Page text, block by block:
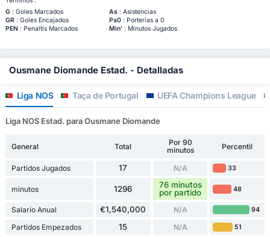
G: Goles Marcados As: Asistencias
GR: Goles Encajados Pa0: Porterías a 0
PEN : Penaltis Marcados Min': Minutos Jugados
Ousmane Diomande Estad. - Detalladas
Liga NOS Taça de Portugal UEFA Champions League
Liga NOS Estad. para Ousmane Diomande
General Total
Por 90
minutos
Percentil
Partidos Jugados 17 N/A 33
minutos 1296
76 minutos
por partido
48
Salario Anual €1,540,000 N/A 94
Partidos Empezados 15 N/A 51